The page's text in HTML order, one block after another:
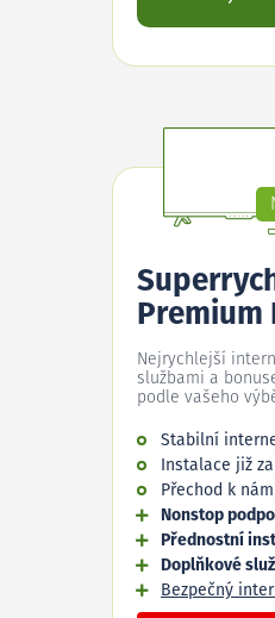
Nejrychlejší
službami a
podle vašeho
Stabilní
Instalace již za
Přechod k
Nonstop
Přednostní
Doplňkové
Bezpečný